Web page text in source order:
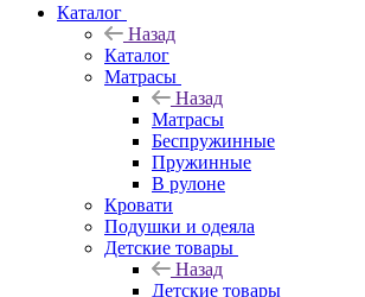
Каталог
Назад
Каталог
Матрасы
Назад
Матрасы
Беспружинные
Пружинные
В рулоне
Кровати
Подушки и одеяла
Детские товары
Назад
Детские товары